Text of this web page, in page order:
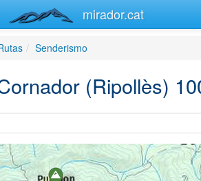
mirador.cat
Senderismo
(Ripollès)